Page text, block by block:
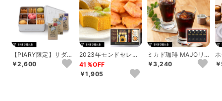
【PIARY限定】サダハ
ル アオキ パリ コフレ
アソー...
￥2,600
2023年モンドセレク
ション銀賞受賞 セイ
コー珈琲＆和洋...
41％OFF
￥1,905
ミカド珈琲 MAJOリ
キッドコーヒー無糖ギ
フト
￥3,240
個